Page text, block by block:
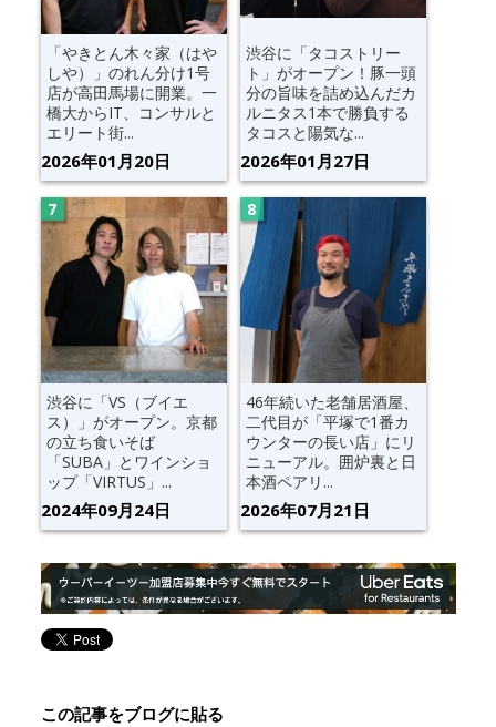
「やきとん木々家（はや
しや）」のれん分け1号
店が高田馬場に開業。一
橋大からIT、コンサルと
エリート街...
2026年01月20日
渋谷に「タコストリー
ト」がオープン！豚一頭
分の旨味を詰め込んだカ
ルニタス1本で勝負する
タコスと陽気な...
2026年01月27日
渋谷に「VS（ブイエ
ス）」がオープン。京都
の立ち食いそば
「SUBA」とワインショ
ップ「VIRTUS」...
2024年09月24日
46年続いた老舗居酒屋、
二代目が「平塚で1番カ
ウンターの長い店」にリ
ニューアル。囲炉裏と日
本酒ペアリ...
2026年07月21日
この記事をブログに貼る